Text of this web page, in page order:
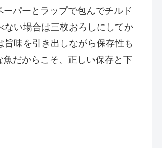
パーとラップで包んでチルド
い場合は三枚おろしにしてか
味を引き出しながら保存性も
だからこそ、正しい保存と下